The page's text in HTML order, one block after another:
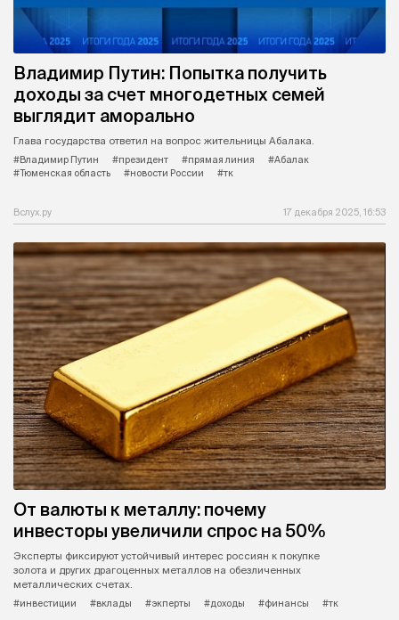
Владимир Путин: Попытка получить
доходы за счет многодетных семей
выглядит аморально
Глава государства ответил на вопрос жительницы Абалака.
#Владимир Путин
#президент #прямая линия
#Абалак
#Тюменская область
#новости России #тк
Вслух.ру 17 декабря 2025, 16:53
От валюты к металлу: почему
инвесторы увеличили спрос на 50%
Эксперты фиксируют устойчивый интерес россиян к покупке
золота и других драгоценных металлов на обезличенных
металлических счетах.
#инвестиции
#вклады #экперты #доходы #финансы #тк